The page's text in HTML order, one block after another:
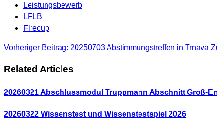
Leistungsbewerb
LFLB
Firecup
Vorheriger Beitrag: 20250703 Abstimmungstreffen in Trnava
Related Articles
20260321 Abschlussmodul Truppmann Abschnitt Groß-
20260322 Wissenstest und Wissenstestspiel 2026